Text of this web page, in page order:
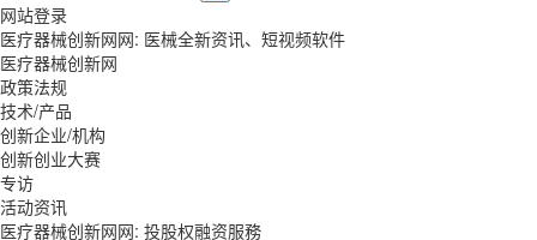
网站登录
医疗器械创新网网: 医械全新资讯、短视频软件
医疗器械创新网
政策法规
技术/产品
创新企业/机构
创新创业大赛
专访
活动资讯
医疗器械创新网网: 投股权融资服務